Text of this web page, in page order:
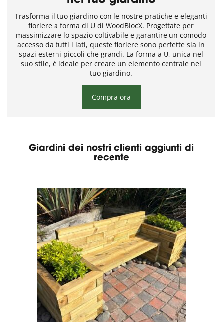
Trasforma il tuo giardino con le nostre pratiche e eleganti
fioriere a forma di U di WoodBlocX. Progettate per
massimizzare lo spazio coltivabile e garantire un comodo
accesso da tutti i lati, queste fioriere sono perfette sia in
spazi esterni piccoli che grandi. La forma a U, unica nel
suo stile, è ideale per creare un elemento centrale nel
tuo giardino.
Compra ora
Giardini dei nostri clienti aggiunti di
recente